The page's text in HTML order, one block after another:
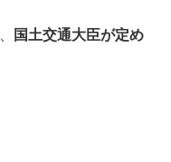
国土交通大臣が定め